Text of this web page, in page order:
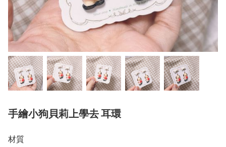
手繪小狗貝莉上學去 耳環
材質